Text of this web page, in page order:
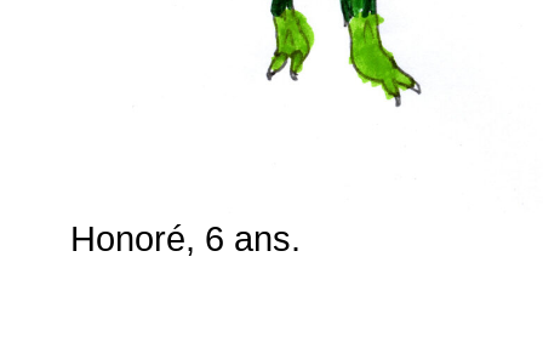
Honoré, 6 ans.